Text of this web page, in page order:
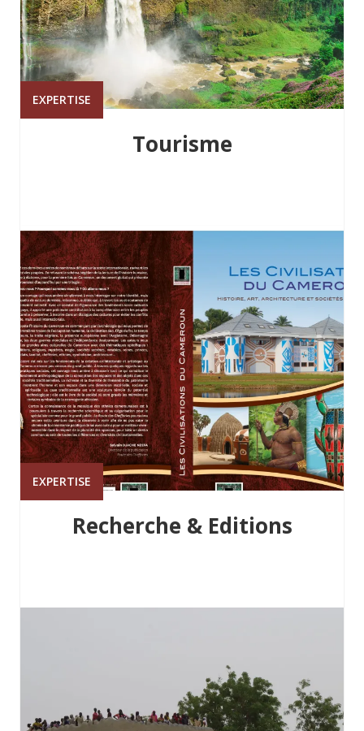
EXPERTISE
Tourisme
EXPERTISE
Recherche & Editions